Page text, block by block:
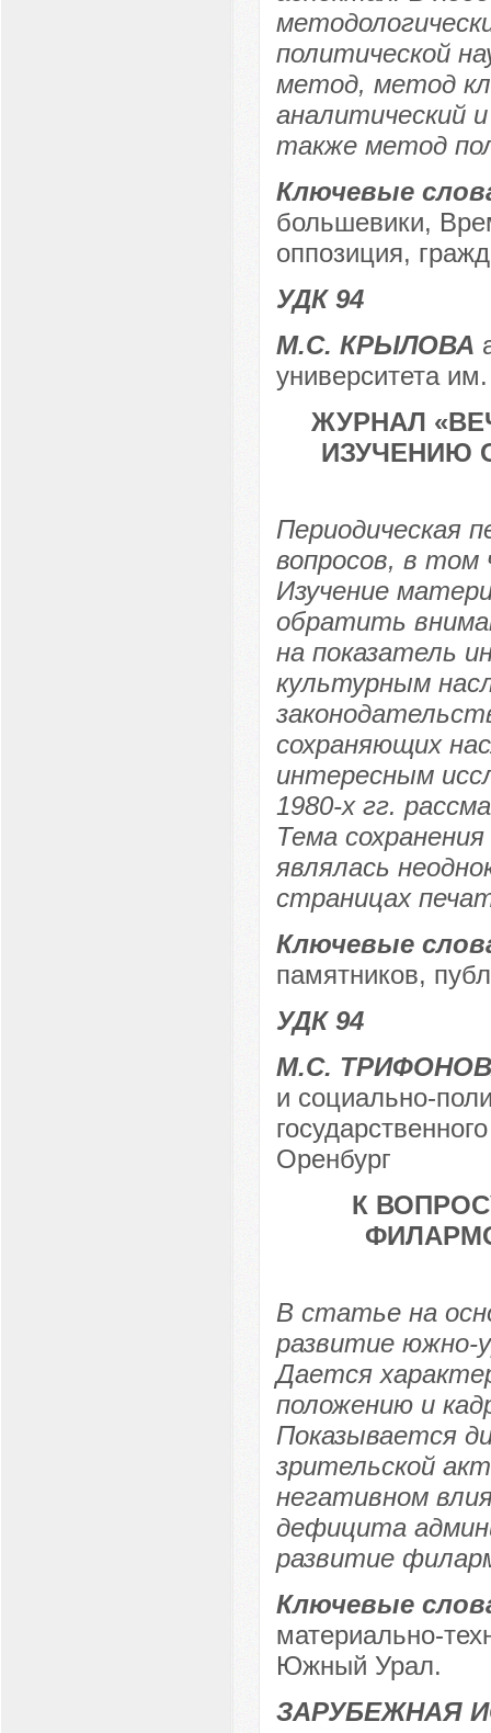
политической
метод, метод
аналитический
также метод
Ключевые
большевики,
оппозиция,
УДК 94
М.С. КРЫЛОВА
университета
ЖУРНАЛ
ИЗУЧЕНИЮ
Периодическая
вопросов, в том
Изучение
обратить
на показатель
культурным
сохраняющих
интересным
1980-х гг.
Тема
являлась
страницах
Ключевые
памятников,
УДК 94
М.С.
и социально-
Оренбург
К
В статье на
развитие южно-
Дается
положению и
Показывается
зрительской
негативном
дефицита
развитие
Ключевые
материально-
Южный Урал.
ЗАРУБЕЖНАЯ